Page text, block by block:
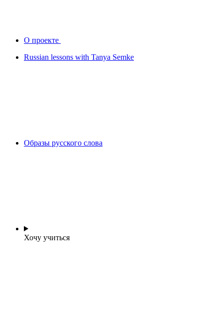
О проекте
Russian lessons with Tanya Semke
Образы русского слова
Хочу учиться